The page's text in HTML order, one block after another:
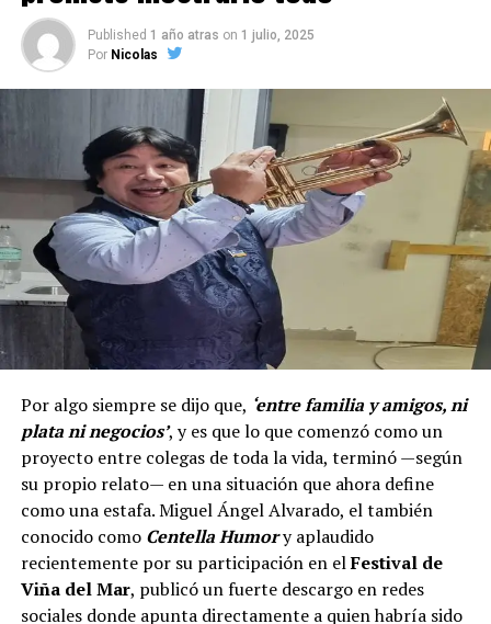
Published 1 año atras on 1 julio, 2025
Por Nicolas
Por algo siempre se dijo que, ‘entre familia y amigos, ni
plata ni negocios’, y es que lo que comenzó como un
proyecto entre colegas de toda la vida, terminó —según
su propio relato— en una situación que ahora define
como una estafa. Miguel Ángel Alvarado, el también
conocido como Centella Humory aplaudido
recientemente por su participación en elFestival de
Viña del Mar, publicó un fuerte descargo en redes
sociales donde apunta directamente a quien habría sido